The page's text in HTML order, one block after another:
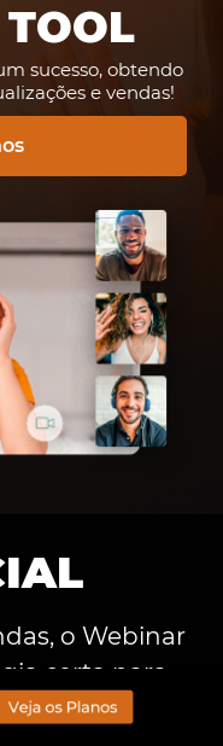
sucesso, obtendo
e vendas!
o Webinar
certa para